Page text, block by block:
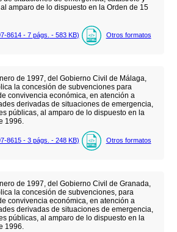
amparo de lo dispuesto en la Orden de 15
8614 - 7 págs. - 583 KB) Otros formatos
de 1997, del Gobierno Civil de Málaga,
la concesión de subvenciones para
convivencia económica, en atención a
derivadas de situaciones de emergencia,
públicas, al amparo de lo dispuesto en la
1996.
8615 - 3 págs. - 248 KB) Otros formatos
de 1997, del Gobierno Civil de Granada,
la concesión de subvenciones, para
convivencia económica, en atención a
derivadas de situaciones de emergencia,
públicas, al amparo de lo dispuesto en la
1996.